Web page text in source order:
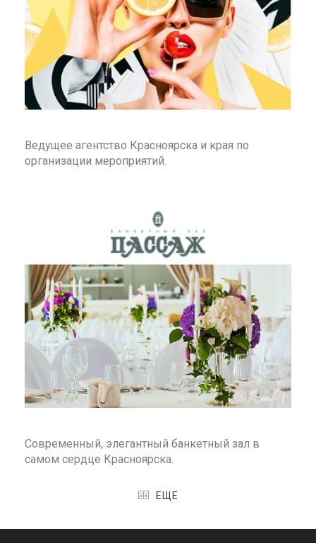
Ведущее агентство Красноярска и края по
организации мероприятий.
Современный, элегантный банкетный зал в
самом сердце Красноярска.
ЕЩЕ